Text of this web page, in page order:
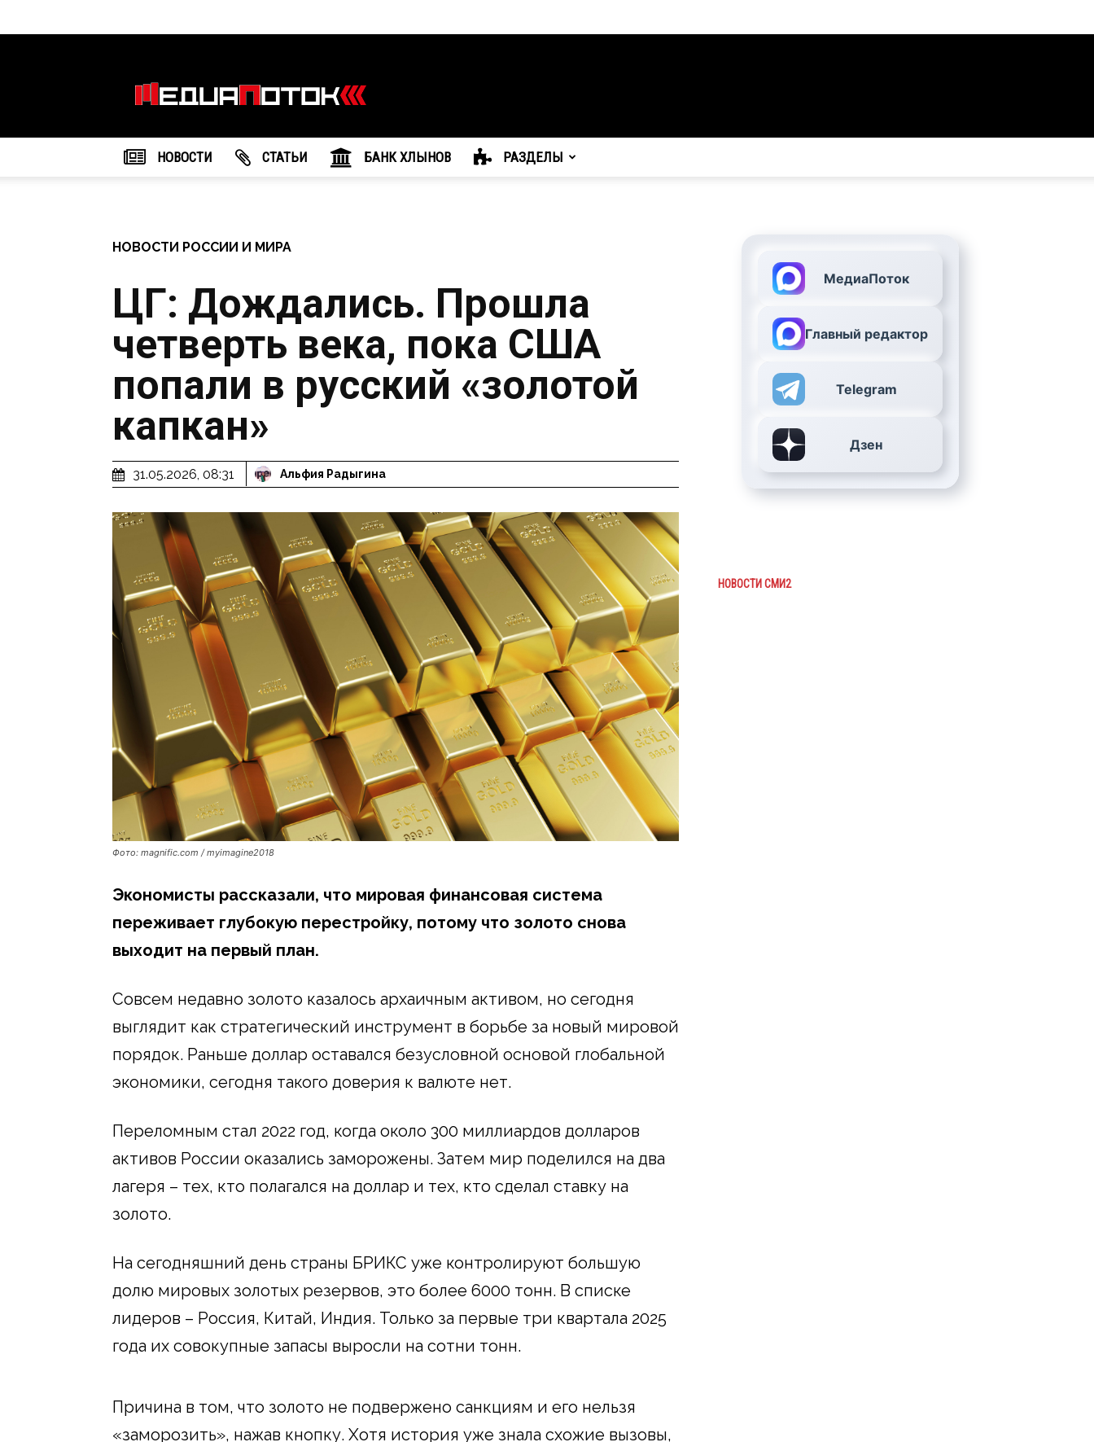
агентство
"МедиаПоток"
НОВОСТИ CТАТЬИ БАНК ХЛЫНОВ РАЗДЕЛЫ
НОВОСТИ РОССИИ И МИРА
ЦГ: Дождались. Прошла
четверть века, пока США
попали в русский «золотой
капкан»
31.05.2026, 08:31 Альфия Радыгина
Фото: magnific.com / myimagine2018
Экономисты рассказали, что мировая финансовая система
переживает глубокую перестройку, потому что золото снова
выходит на первый план.
Совсем недавно золото казалось архаичным активом, но сегодня
выглядит как стратегический инструмент в борьбе за новый мировой
порядок. Раньше доллар оставался безусловной основой глобальной
экономики, сегодня такого доверия к валюте нет.
Переломным стал 2022 год, когда около 300 миллиардов долларов
активов России оказались заморожены. Затем мир поделился на два
лагеря – тех, кто полагался на доллар и тех, кто сделал ставку на
золото.
На сегодняшний день страны БРИКС уже контролируют большую
долю мировых золотых резервов, это более 6000 тонн. В списке
лидеров – Россия, Китай, Индия. Только за первые три квартала 2025
года их совокупные запасы выросли на сотни тонн.
Причина в том, что золото не подвержено санкциям и его нельзя
«заморозить», нажав кнопку. Хотя история уже знала схожие вызовы,
МедиаПоток
Главный редактор
Telegram
Дзен
НОВОСТИ СМИ2